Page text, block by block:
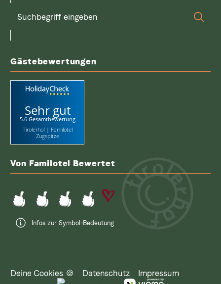
Suchbegriff
Gästebewertungen
Sehr gut
5.6 Gesamtbewertung
Tirolerhof | Familotel
Zugspitze
Von Familotel Bewertet
Infos zur Symbol-Bedeutung
Deine Cookies 🍪 Datenschutz Impressum